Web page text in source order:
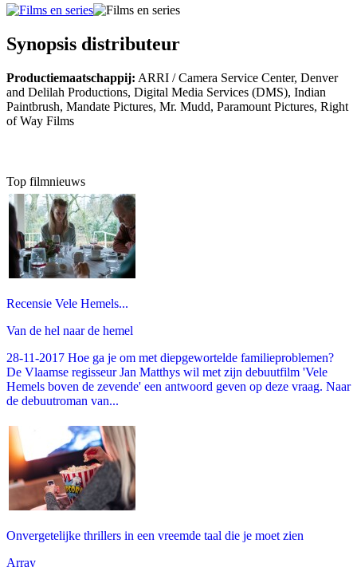
Synopsis distributeur
Productiemaatschappij: ARRI / Camera Service Center, Denver
and Delilah Productions, Digital Media Services (DMS), Indian
Paintbrush, Mandate Pictures, Mr. Mudd, Paramount Pictures, Right
of Way Films
Top filmnieuws
Recensie Vele Hemels...
Van de hel naar de hemel
28-11-2017 Hoe ga je om met diepgewortelde familieproblemen?
De Vlaamse regisseur Jan Matthys wil met zijn debuutfilm 'Vele
Hemels boven de zevende' een antwoord geven op deze vraag. Naar
de debuutroman van...
Onvergetelijke thrillers in een vreemde taal die je moet zien
Array